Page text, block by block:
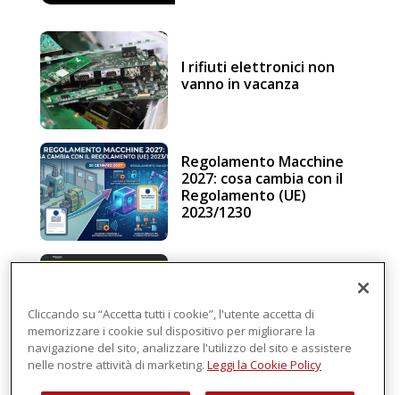
I rifiuti elettronici non
vanno in vacanza
Regolamento Macchine
2027: cosa cambia con il
Regolamento (UE)
2023/1230
intelligenza in cloud
Cliccando su “Accetta tutti i cookie”, l'utente accetta di
memorizzare i cookie sul dispositivo per migliorare la
navigazione del sito, analizzare l'utilizzo del sito e assistere
nelle nostre attività di marketing. Leggi la Cookie Policy